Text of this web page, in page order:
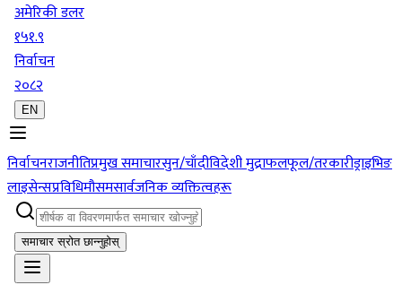
अमेरिकी डलर
१५१.९
निर्वाचन
२०८२
EN
निर्वाचनराजनीतिप्रमुख समाचारसुन/चाँदीविदेशी मुद्राफलफूल/तरकारीड्राइभिङ
लाइसेन्सप्रविधिमौसमसार्वजनिक व्यक्तित्वहरू
समाचार स्रोत छान्नुहोस्